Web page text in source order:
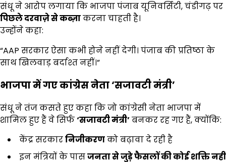
संधू ने आरोप लगाया कि भाजपा पंजाब यूनिवर्सिटी, चंडीगढ़ पर
पिछले दरवाज़े से कब्ज़ाकरना चाहती है।
उन्होंने कहा:
“AAP सरकार ऐसा कभी होने नहीं देगी। पंजाब की प्रतिष्ठा के
साथ खिलवाड़ बर्दाश्त नहीं।”
भाजपा में गए कांग्रेस नेता ‘सजावटी मंत्री’
संधू ने तंज कसते हुए कहा कि जो कांग्रेसी नेता भाजपा में
शामिल हुए हैं वे सिर्फ‘सजावटी मंत्री’बनकर रह गए हैं, क्योंकि:
केंद्र सरकारनिजीकरणको बढ़ावा दे रही है
इन मंत्रियों के पासजनता से जुड़े फैसलों की कोई शक्ति नहीं